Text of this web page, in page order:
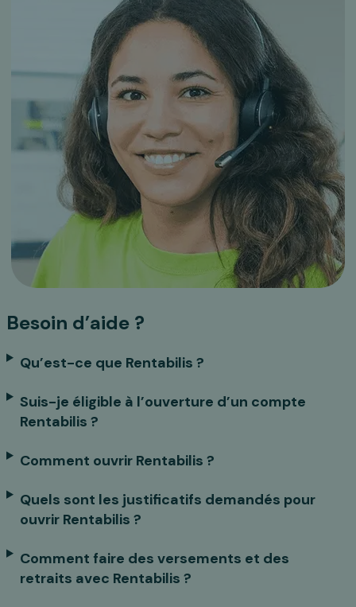
Besoin d’aide ?
Qu’est-ce que Rentabilis ?
Suis-je éligible à l’ouverture d’un compte
Rentabilis ?
Comment ouvrir Rentabilis ?
Quels sont les justificatifs demandés pour
ouvrir Rentabilis ?
Comment faire des versements et des
retraits avec Rentabilis ?